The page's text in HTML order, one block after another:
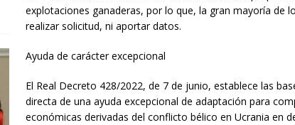
explotaciones ganaderas, por lo que, la gran mayoría de
realizar solicitud, ni aportar datos.
Ayuda de carácter excepcional
El Real Decreto 428/2022, de 7 de junio, establece las
directa de una ayuda excepcional de adaptación para
económicas derivadas del conflicto bélico en Ucrania en